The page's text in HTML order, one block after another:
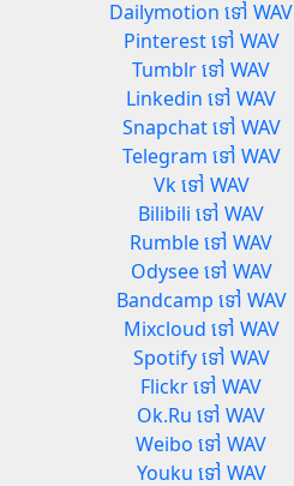
Dailymotion ទៅ WAV
Pinterest ទៅ WAV
Tumblr ទៅ WAV
Linkedin ទៅ WAV
Snapchat ទៅ WAV
Telegram ទៅ WAV
Vk ទៅ WAV
Bilibili ទៅ WAV
Rumble ទៅ WAV
Odysee ទៅ WAV
Bandcamp ទៅ WAV
Mixcloud ទៅ WAV
Spotify ទៅ WAV
Flickr ទៅ WAV
Ok.Ru ទៅ WAV
Weibo ទៅ WAV
Youku ទៅ WAV